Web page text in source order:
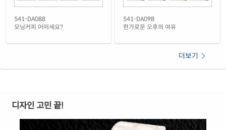
541-DA088
모닝커피 어떠세요?
541-DA098
한가로운 오후의 여유
더보기
디자인 고민 끝!